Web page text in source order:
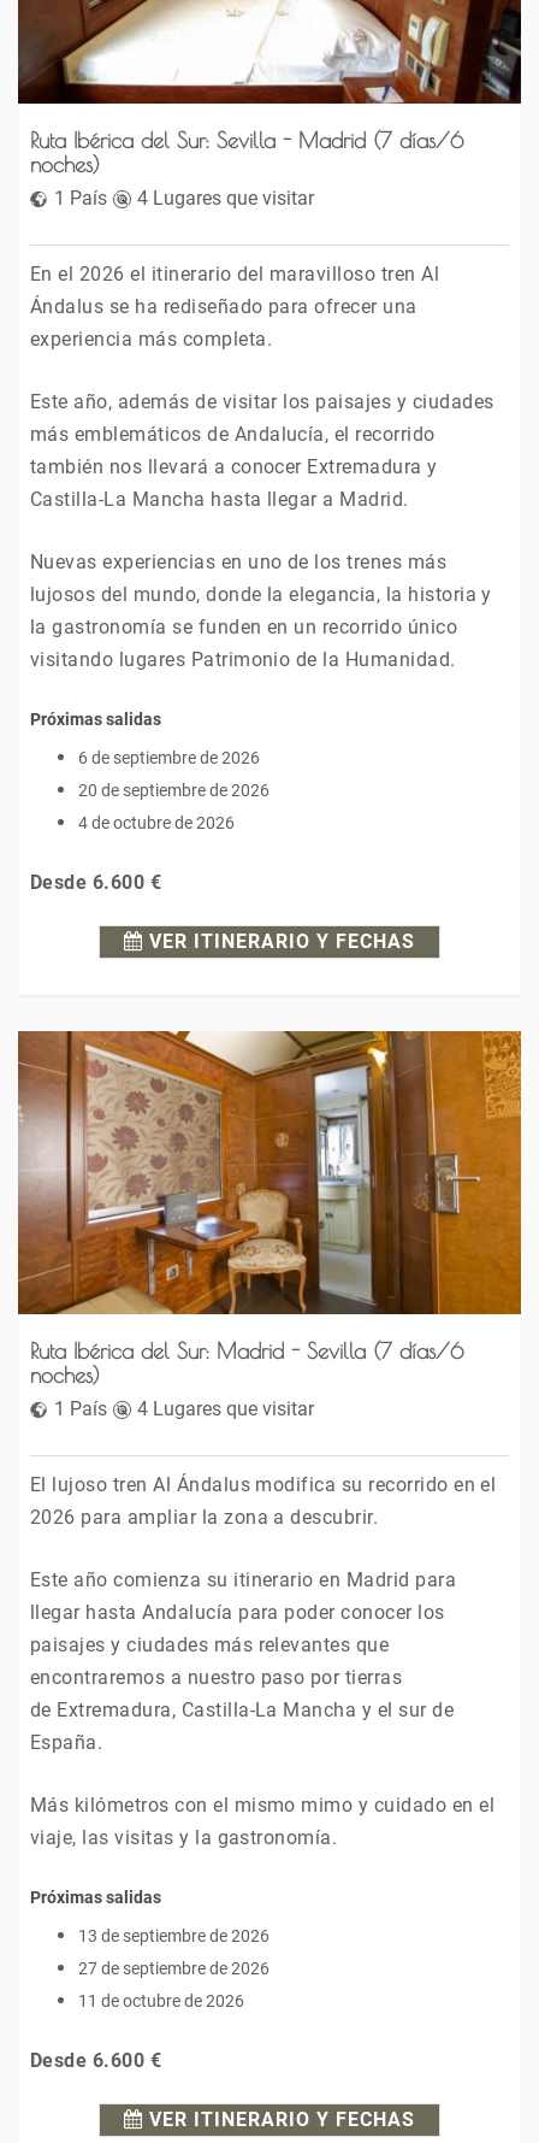
Ruta Ibérica del Sur: Sevilla - Madrid (7 días/6
noches)
1 País 4 Lugares que visitar
En el 2026 el itinerario del maravilloso tren Al
Ándalus se ha rediseñado para ofrecer una
experiencia más completa.
Este año, además de visitar los paisajes y ciudades
más emblemáticos de Andalucía, el recorrido
también nos llevará a conocer Extremadura y
Castilla-La Mancha hasta llegar a Madrid.
Nuevas experiencias en uno de los trenes más
lujosos del mundo, donde la elegancia, la historia y
la gastronomía se funden en un recorrido único
visitando lugares Patrimonio de la Humanidad.
Próximas salidas
6 de septiembre de 2026
20 de septiembre de 2026
4 de octubre de 2026
Desde 6.600 €
VER ITINERARIO Y FECHAS
Ruta Ibérica del Sur: Madrid - Sevilla (7 días/6
noches)
1 País 4 Lugares que visitar
El lujoso tren Al Ándalus modifica su recorrido en el
2026 para ampliar la zona a descubrir.
Este año comienza su itinerario en Madrid para
llegar hasta Andalucía para poder conocer los
paisajes y ciudades más relevantes que
encontraremos a nuestro paso por tierras
de Extremadura, Castilla-La Mancha y el sur de
España.
Más kilómetros con el mismo mimo y cuidado en el
viaje, las visitas y la gastronomía.
Próximas salidas
13 de septiembre de 2026
27 de septiembre de 2026
11 de octubre de 2026
Desde 6.600 €
VER ITINERARIO Y FECHAS